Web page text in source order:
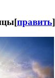
[править]